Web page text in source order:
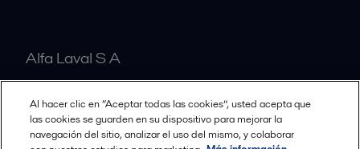
Alfa Laval S A
Nuestras oficinas
Al hacer clic en “Aceptar todas las cookies”, usted acepta que
las cookies se guarden en su dispositivo para mejorar la
navegación del sitio, analizar el uso del mismo, y colaborar